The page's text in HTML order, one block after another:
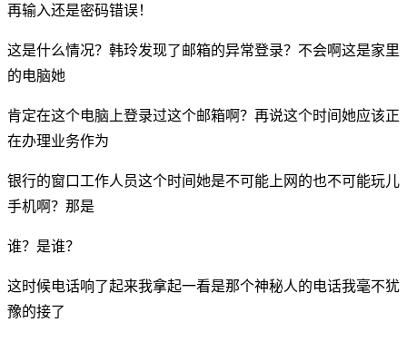
再输入还是密码错误！
这是什么情况？韩玲发现了邮箱的异常登录？不会啊这是家里
的电脑她
肯定在这个电脑上登录过这个邮箱啊？再说这个时间她应该正
在办理业务作为
银行的窗口工作人员这个时间她是不可能上网的也不可能玩儿
手机啊？那是
谁？是谁？
这时候电话响了起来我拿起一看是那个神秘人的电话我毫不犹
豫的接了